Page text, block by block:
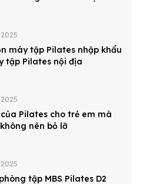
máy tập Pilates nhập khẩu
tập Pilates nội địa
Pilates cho trẻ em mà
nên bỏ lỡ
tập MBS Pilates D2